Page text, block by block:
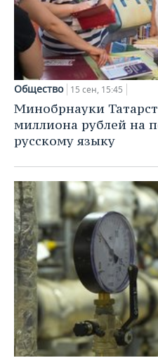
Общество 15 сен, 15:45
Минобрнауки
миллиона рублей на
русскому языку